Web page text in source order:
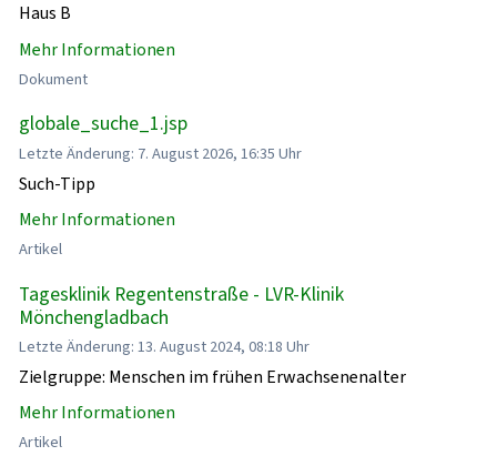
Haus B
Mehr Informationen
Dokument
globale_suche_1.jsp
Letzte Änderung: 7. August 2026, 16:35 Uhr
Such-Tipp
Mehr Informationen
Artikel
Tagesklinik Regentenstraße - LVR-Klinik
Mönchengladbach
Letzte Änderung: 13. August 2024, 08:18 Uhr
Zielgruppe: Menschen im frühen Erwachsenenalter
Mehr Informationen
Artikel